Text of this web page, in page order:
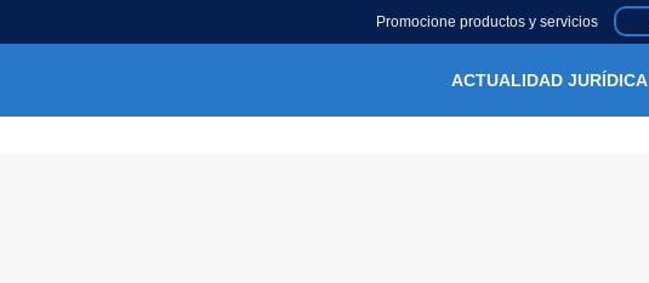
Promocione productos y servicios
ACTUALIDAD JURÍDICA